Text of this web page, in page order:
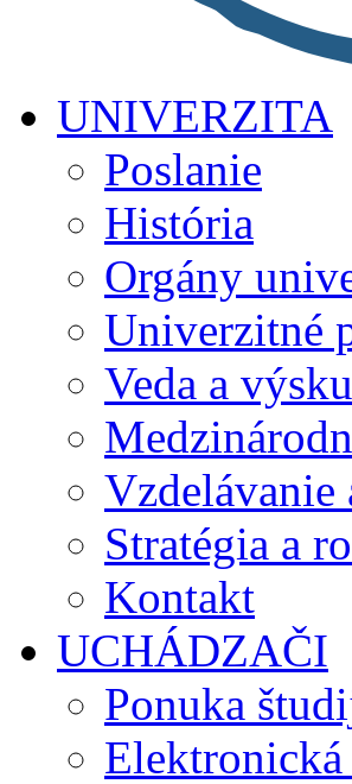
UNIVERZITA
Poslanie
História
Orgány
Univerzitné
Veda a
Vzdelávanie
Stratégia a
Kontakt
UCHÁDZAČI
Ponuka